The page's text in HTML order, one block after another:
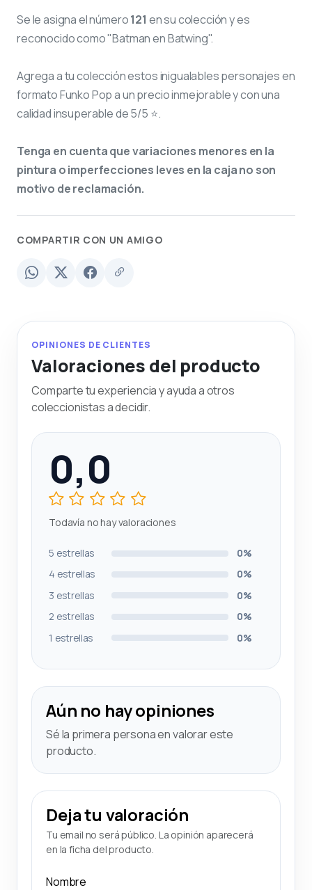
Se le asigna el número121 en su colección y es
reconocido como "Batman en Batwing".
Agrega a tu colección estos inigualables personajes en
formato Funko Pop a un precio inmejorable y con una
calidad insuperable de 5/5 ⭐.
Tenga en cuenta que variaciones menores en la
pintura o imperfecciones leves en la caja no son
motivo de reclamación.
COMPARTIR CON UN AMIGO
OPINIONES DE CLIENTES
Valoraciones del producto
Comparte tu experiencia y ayuda a otros
coleccionistas a decidir.
0,0
Todavía no hay valoraciones
5 estrellas
0%
4 estrellas
0%
3 estrellas
0%
2 estrellas
0%
1 estrellas
0%
Aún no hay opiniones
Sé la primera persona en valorar este
producto.
Deja tu valoración
Tu email no será público. La opinión aparecerá
en la ficha del producto.
Nombre